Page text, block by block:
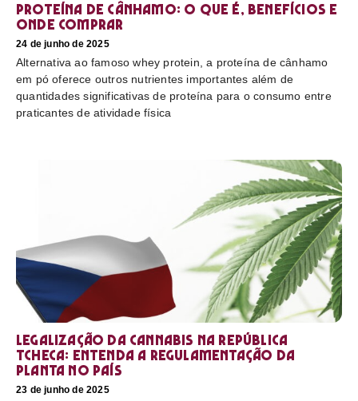
Proteína de cânhamo: o que é, benefícios e
onde comprar
24 de junho de 2025
Alternativa ao famoso whey protein, a proteína de cânhamo
em pó oferece outros nutrientes importantes além de
quantidades significativas de proteína para o consumo entre
praticantes de atividade física
Legalização da cannabis na República
Tcheca: entenda a regulamentação da
planta no país
23 de junho de 2025